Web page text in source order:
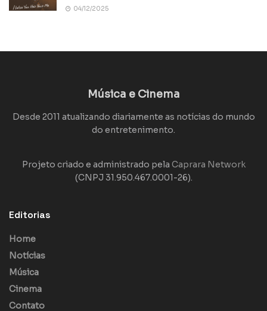
04/12/2025
Música e Cinema
Desde 2011 atualizando diariamente as notícias do mundo
do entretenimento.
Projeto criado e administrado pela Caprara Network
(CNPJ 31.950.467.0001-26).
Editorias
Home
Notícias
Música
Cinema
Contato